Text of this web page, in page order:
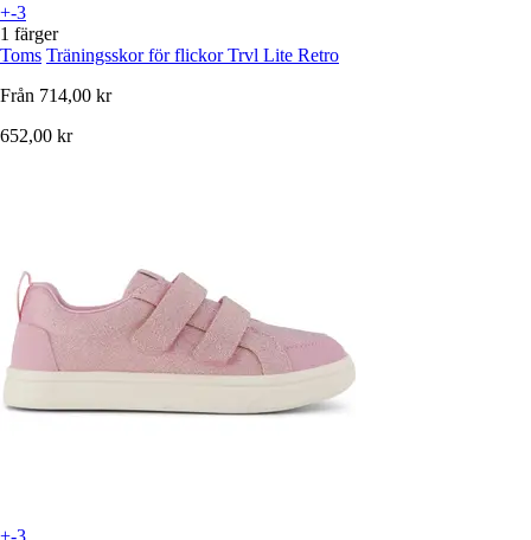
+-3
1 färger
Toms Träningsskor för flickor Trvl Lite Retro
Från 714,00 kr
652,00 kr
+-3